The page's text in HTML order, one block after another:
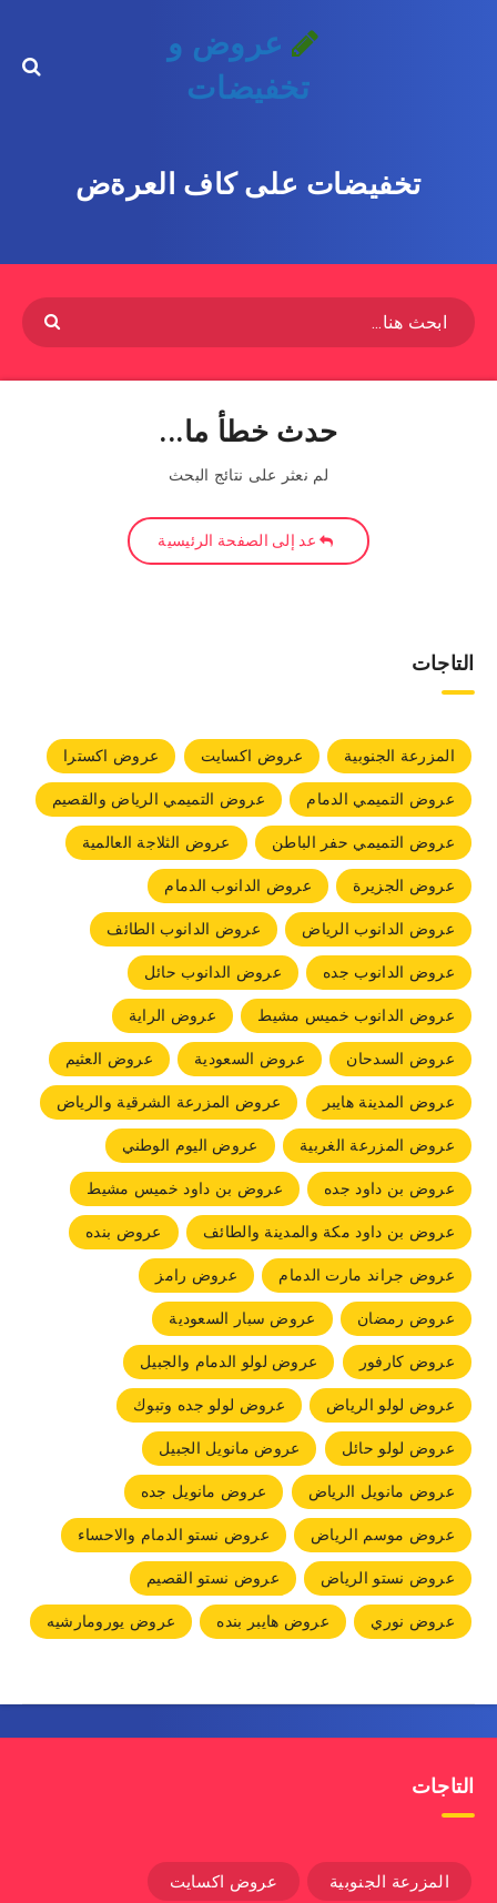
عروض و
تخفيضات
تخفيضات على كاف العرةض
حدث خطأ ما...
لم نعثر على نتائج البحث
عد إلى الصفحة الرئيسية
التاجات
المزرعة الجنوبية عروض اكسايت
عروض اكسترا
عروض التميمي الدمام
عروض التميمي الرياض والقصيم
عروض التميمي حفر الباطن
عروض الثلاجة العالمية
عروض الجزيرة
عروض الدانوب الدمام
عروض الدانوب الرياض
عروض الدانوب الطائف
عروض الدانوب جده
عروض الدانوب حائل
عروض الدانوب خميس مشيط
عروض الراية
عروض السدحان
عروض السعودية
عروض العثيم
عروض المدينة هايبر
عروض المزرعة الشرقية والرياض
عروض المزرعة الغربية
عروض اليوم الوطني
عروض بن داود جده
عروض بن داود خميس مشيط
عروض بن داود مكة والمدينة والطائف
عروض بنده
عروض جراند مارت الدمام
عروض رامز
عروض رمضان
عروض سبار السعودية
عروض كارفور
عروض لولو الدمام والجبيل
عروض لولو الرياض
عروض لولو جده وتبوك
عروض لولو حائل
عروض مانويل الجبيل
عروض مانويل الرياض
عروض مانويل جده
عروض موسم الرياض
عروض نستو الدمام والاحساء
عروض نستو الرياض
عروض نستو القصيم
عروض نوري
عروض هايبر بنده عروض يورومارشيه
التاجات
المزرعة الجنوبية عروض اكسايت